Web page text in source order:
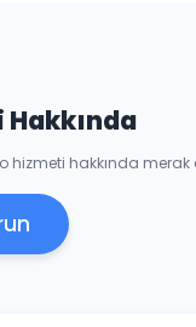
Hakkında
hizmeti hakkında merak